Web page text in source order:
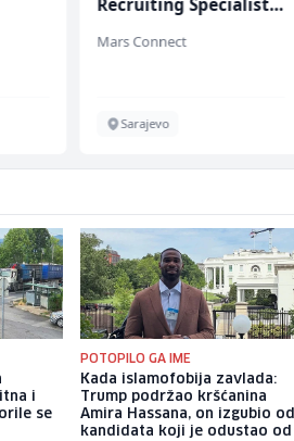
Recruiting Specialist
Mars Connect
Sarajevo
i
se
POTOPILO GA IME
Kada islamofobija zavlada:
Trump podržao kršćanina
Amira Hassana, on izgubio od
kandidata koji je odustao od